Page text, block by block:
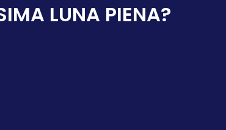
LUNA PIENA?